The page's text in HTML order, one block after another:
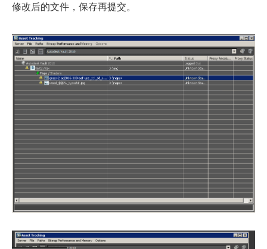
修改后的文件，保存再提交。